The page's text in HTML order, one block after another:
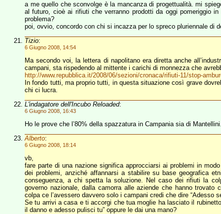
a me quello che sconvolge è la mancanza di progettualità. mi
al futuro, cioè ai rifiuti che verranno prodotti da oggi pomeriggio
problema?
poi, ovvio, concordo con chi si incazza per lo spreco pluriennale di
Tizio:
6 Giugno 2008, 14:54
Ma secondo voi, la lettera di napolitano era diretta anche
campani, sta rispedendo al mittente i carichi di monnezza che
http://www.repubblica.it/2008/06/sezioni/cronaca/rifiuti-11/stop-
In fondo tutti, ma proprio tutti, in questa situazione così grave
chi ci lucra.
L'indagatore dell'Incubo Reloaded:
6 Giugno 2008, 16:43
Ho le prove che l’80% della spazzatura in Campania sia di
Alberto:
6 Giugno 2008, 18:14
vb,
fare parte di una nazione significa approcciarsi ai problemi in
dei problemi, anziché affannarsi a stabilire su base geografica
conseguenza, a chi spetta la soluzione. Nel caso dei rifiuti la
governo nazionale, dalla camorra alle aziende che hanno
colpa ce l’avessero davvero solo i campani credi che dire “Adesso
Se tu arrivi a casa e ti accorgi che tua moglie ha lasciato il
il danno e adesso pulisci tu” oppure le dai una mano?